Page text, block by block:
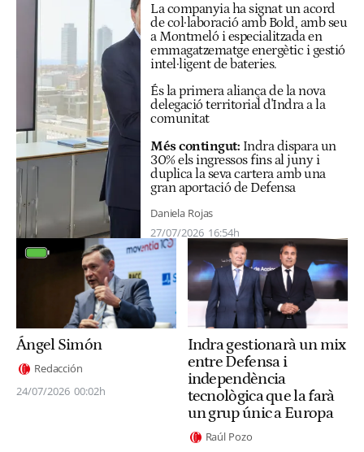
La companyia ha signat un acord
de col·laboració amb Bold, amb seu
a Montmeló i especialitzada en
emmagatzematge energètic i gestió
intel·ligent de bateries.
És la primera aliança de la nova
delegació territorial d'Indra a la
comunitat
Més contingut: Indra dispara un
30% els ingressos fins al juny i
duplica la seva cartera amb una
gran aportació de Defensa
Daniela Rojas
27/07/2026 16:54h
Ángel Simón
Redacción
24/07/2026 00:02h
Indra gestionarà un mix
entre Defensa i
independència
tecnològica que la farà
un grup únic a Europa
Raúl Pozo